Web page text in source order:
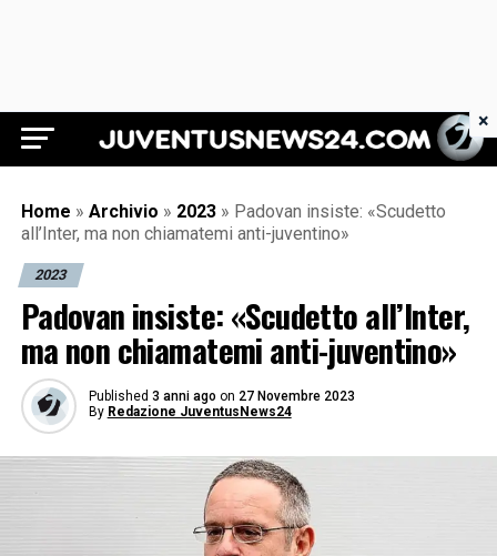
Juventus News 24
Home » Archivio » 2023 » Padovan insiste: «Scudetto
all’Inter, ma non chiamatemi anti-juventino»
2023
Padovan insiste: «Scudetto all’Inter,
ma non chiamatemi anti-juventino»
Published 3 anni ago on 27 Novembre 2023
By Redazione JuventusNews24
×